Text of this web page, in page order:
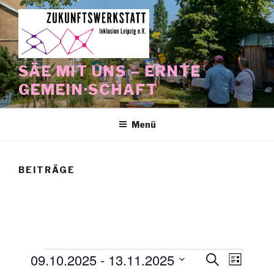
Zum
Inhalt
springen
SÄE MIT UNS – ERNTE
GEMEIN·SCHAFT
Menü
BEITRÄGE
Veranstaltungen
V
S
V
L
09.10.2025 - 13.11.2025